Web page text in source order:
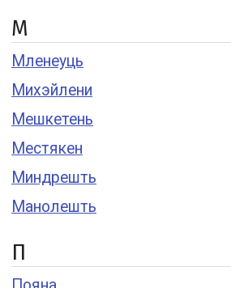
М
Мленеуць
Михэйлени
Мешкетень
Местякен
Миндрешть
Манолешть
П